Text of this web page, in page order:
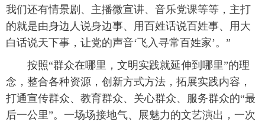
我们还有情景剧、主播微宣讲、音乐党课等等，主打
的就是由身边人说身边事、用百姓话说百姓事、用大
白话说天下事，让党的声音‘飞入寻常百姓家’。”
按照“群众在哪里，文明实践就延伸到哪里”的理
念，整合各种资源，创新方式方法，拓展实践内容，
打通宣传群众、教育群众、关心群众、服务群众的“最
后一公里”。一场场接地气、展魅力的文艺演出，一次